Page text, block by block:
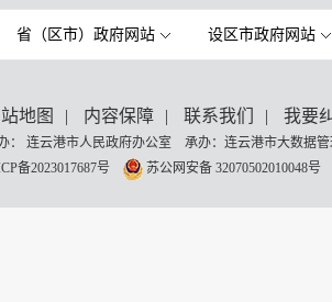
省（区市）政府网站 设区市政府网站
地图 | 内容保障 | 联系我们 | 我要
： 连云港市人民政府办公室 承办：连云港市大数据
备2023017687号
苏公网安备 32070502010048号